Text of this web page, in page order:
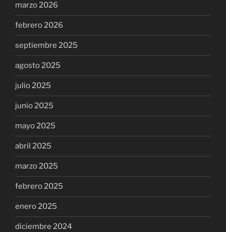
marzo 2026
febrero 2026
septiembre 2025
agosto 2025
julio 2025
junio 2025
mayo 2025
abril 2025
marzo 2025
febrero 2025
enero 2025
diciembre 2024